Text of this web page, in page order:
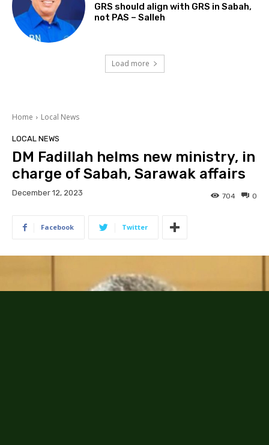
GRS should align with GRS in Sabah,
not PAS – Salleh
Load more